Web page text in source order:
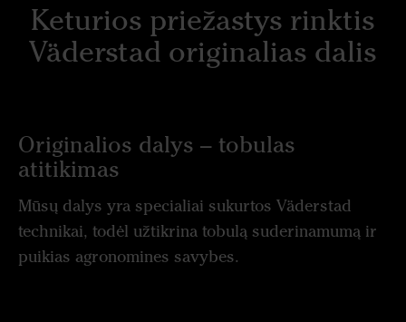
Keturios priežastys rinktis
Väderstad originalias dalis
Originalios dalys – tobulas
atitikimas
Mūsų dalys yra specialiai sukurtos Väderstad
technikai, todėl užtikrina tobulą suderinamumą ir
puikias agronomines savybes.